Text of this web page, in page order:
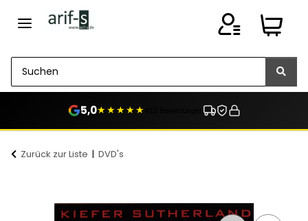
5,0★★★★★
Zurück zur Liste DVD's